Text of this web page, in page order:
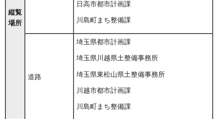
縦覧
場所
日高市都市計画課
川島町まち整備課
道路
埼玉県都市計画課
埼玉県川越県土整備事務所
埼玉県東松山県土整備事務所
川越市都市計画課
川島町まち整備課